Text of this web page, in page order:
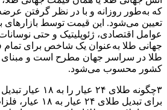
که به‌طور روزانه و با در نظر گرفتن
تعیین می‌شود. این قیمت توسط بازارهای
عوامل اقتصادی، ژئوپلیتیک و حتی
جهانی طلا به‌عنوان یک شاخص برای تمام
طلا در سراسر جهان مطرح است و مبنای
کشور محسوب می‌شود.
۳چگونه طلای ۲۴ عیار را به ۱۸ عیار تبدیل می‌کنند؟
برای تبدیل طلای